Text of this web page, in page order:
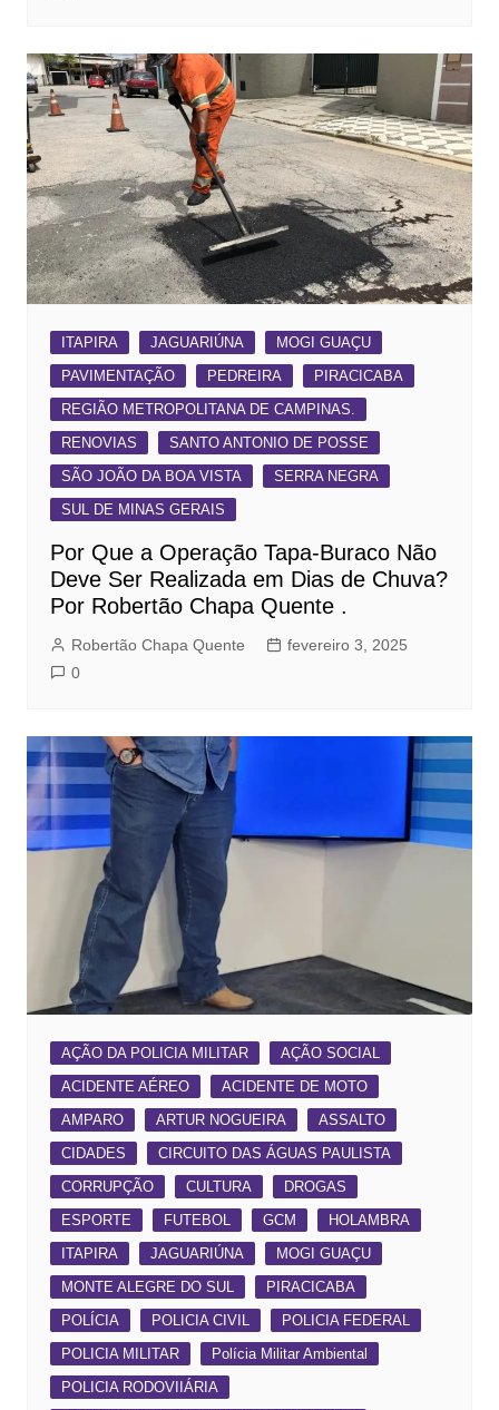
ITAPIRA JAGUARIÚNA
MOGI GUAÇU
PAVIMENTAÇÃO
PEDREIRA
PIRACICABA
REGIÃO METROPOLITANA DE CAMPINAS.
RENOVIAS
SANTO ANTONIO DE POSSE
SÃO JOÃO DA BOA VISTA
SERRA NEGRA
SUL DE MINAS GERAIS
Por Que a Operação Tapa-Buraco Não
Deve Ser Realizada em Dias de Chuva?
Por Robertão Chapa Quente .
Robertão Chapa Quente
fevereiro 3, 2025
0
AÇÃO DA POLICIA MILITAR
AÇÃO SOCIAL
ACIDENTE AÉREO
ACIDENTE DE MOTO
AMPARO
ARTUR NOGUEIRA
ASSALTO
CIDADES
CIRCUITO DAS ÁGUAS PAULISTA
CORRUPÇÃO
CULTURA
DROGAS
ESPORTE
FUTEBOL GCM
HOLAMBRA
ITAPIRA
JAGUARIÚNA
MOGI GUAÇU
MONTE ALEGRE DO SUL
PIRACICABA
POLÍCIA
POLICIA CIVIL
POLICIA FEDERAL
POLICIA MILITAR
Polícia Militar Ambiental
POLICIA RODOVIIÁRIA